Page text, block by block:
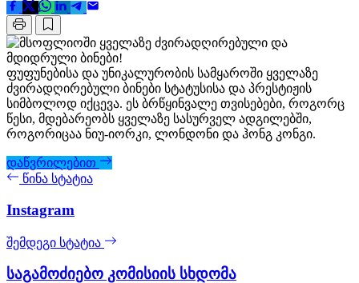
ფუფუნებისა და უნიკალურობის სამყაროში ყველაზე
ძვირადღირებული ბინები სტატუსისა და პრესტიჟის
სიმბოლოდ იქცევა. ეს ბრწყინვალე თვისებები, როგორც
წესი, მდებარეობს ყველაზე სასურველ ადგილებში,
როგორიცაა ნიუ-იორკი, ლონდონი და ჰონგ კონგი.
დაწვრილებით
წინა სტატია
Instagram
შემდეგი სტატია
საგამოძიებო კომისიის სხდომა